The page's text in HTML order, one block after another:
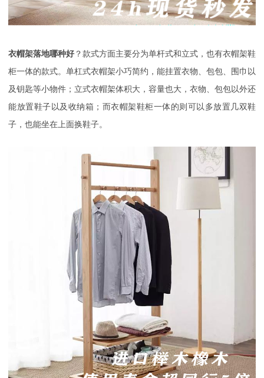
衣帽架落地哪种好 ？款式方面主要分为单杆式和立式，也有衣帽架鞋
柜一体的款式。单杠式衣帽架小巧简约，能挂置衣物、包包、围巾以
及钥匙等小物件；立式衣帽架体积大，容量也大，衣物、包包以外还
能放置鞋子以及收纳箱；而衣帽架鞋柜一体的则可以多放置几双鞋
子，也能坐在上面换鞋子。